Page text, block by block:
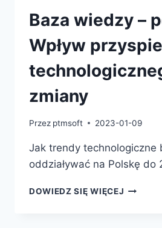
Baza wiedzy –
Wpływ
zmiany
Przez ptmsoft 2023-01-09
Jak trendy technologiczne
oddziaływać na Polskę do
DOWIEDZ SIĘ WIĘCEJ